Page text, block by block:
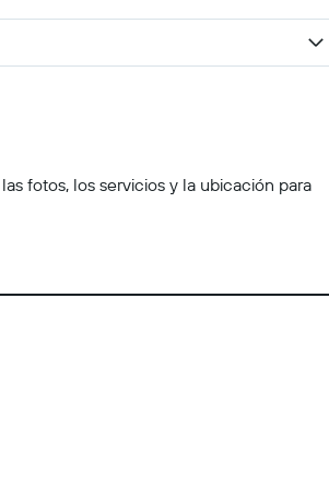
fotos, los servicios y la ubicación para